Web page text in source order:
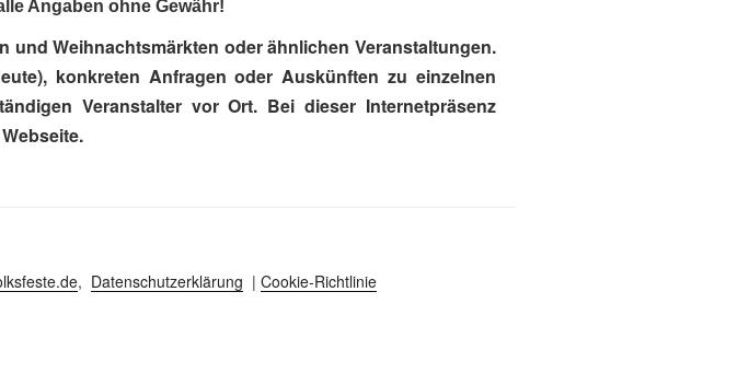
Angaben ohne Gewähr!
und Weihnachtsmärkten oder ähnlichen Veranstaltungen.
konkreten Anfragen oder Auskünften zu einzelnen
Veranstalter vor Ort. Bei dieser Internetpräsenz
Webseite.
, Datenschutzerklärung | Cookie-Richtlinie